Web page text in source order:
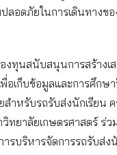
อดภัยในการเดินทางขอ
ทุนสนับสนุนการสร้างเ
พื่อเก็บข้อมูลและการศึกษ
ำหรับรถรับส่งนักเรียน ค
ทยาลัยเกษตรศาสตร์ ร่ว
รบริหารจัดการรถรับส่ง